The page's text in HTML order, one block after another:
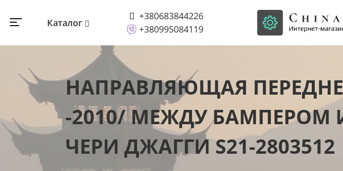
Каталог
+380683844226
+380995084119
НАПРАВЛЯЮЩАЯ
-2010/ МЕЖДУ БАМПЕРОМ И
ЧЕРИ ДЖАГГИ S21-2803512